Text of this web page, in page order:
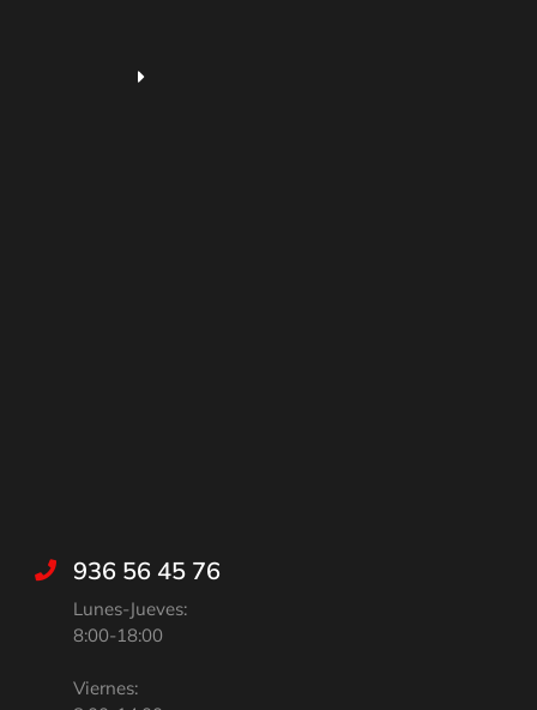
936 56 45 76
Lunes-Jueves:
8:00-18:00
Viernes: